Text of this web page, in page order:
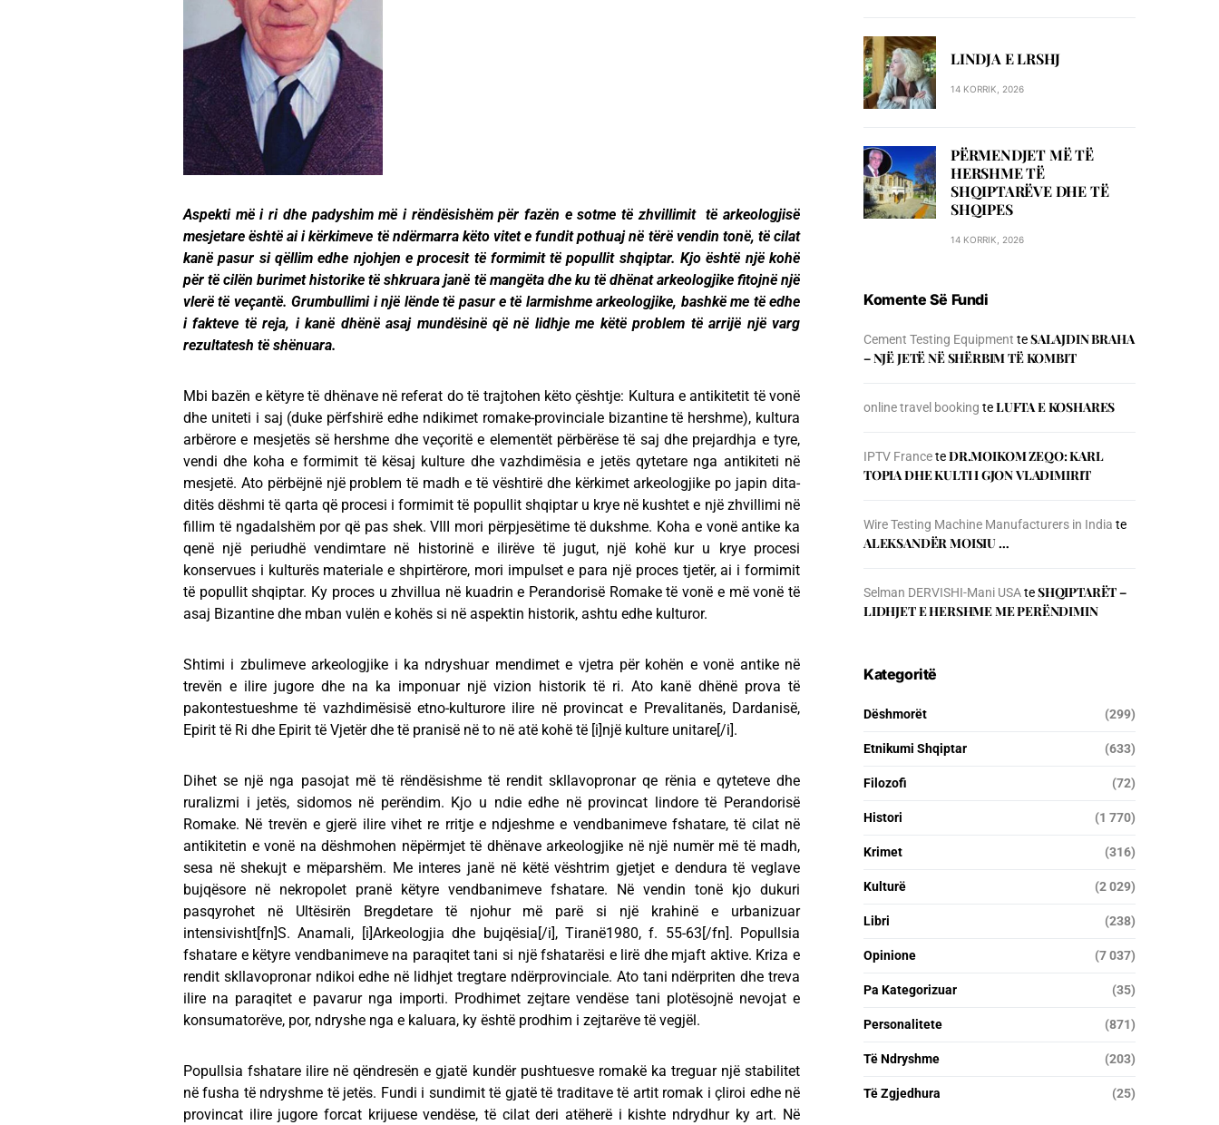
Aspekti më i ri dhe padyshim më i rëndësishëm për fazën e sotme të zhvillimit të arkeologjisë
mesjetare është ai i kërkimeve të ndërmarra këto vitet e fundit pothuaj në tërë vendin tonë, të cilat
kanë pasur si qëllim edhe njohjen e procesit të formimit të popullit shqiptar. Kjo është një kohë
për të cilën burimet historike të shkruara janë të mangëta dhe ku të dhënat arkeologjike fitojnë një
vlerë të veçantë. Grumbullimi i një lënde të pasur e të larmishme arkeologjike, bashkë me të edhe
i fakteve të reja, i kanë dhënë asaj mundësinë që në lidhje me këtë problem të arrijë një varg
rezultatesh të shënuara.
Mbi bazën e këtyre të dhënave në referat do të trajtohen këto çështje: Kultura e antikitetit të vonë
dhe uniteti i saj (duke përfshirë edhe ndikimet romake-provinciale bizantine të hershme), kultura
arbërore e mesjetës së hershme dhe veçoritë e elementët përbërëse të saj dhe prejardhja e tyre,
vendi dhe koha e formimit të kësaj kulture dhe vazhdimësia e jetës qytetare nga antikiteti në
mesjetë. Ato përbëjnë një problem të madh e të vështirë dhe kërkimet arkeologjike po japin dita-
ditës dëshmi të qarta që procesi i formimit të popullit shqiptar u krye në kushtet e një zhvillimi në
fillim të ngadalshëm por që pas shek. VIII mori përpjesëtime të dukshme. Koha e vonë antike ka
qenë një periudhë vendimtare në historinë e ilirëve të jugut, një kohë kur u krye procesi
konservues i kulturës materiale e shpirtërore, mori impulset e para një proces tjetër, ai i formimit
të popullit shqiptar. Ky proces u zhvillua në kuadrin e Perandorisë Romake të vonë e më vonë të
asaj Bizantine dhe mban vulën e kohës si në aspektin historik, ashtu edhe kulturor.
Shtimi i zbulimeve arkeologjike i ka ndryshuar mendimet e vjetra për kohën e vonë antike në
trevën e ilire jugore dhe na ka imponuar një vizion historik të ri. Ato kanë dhënë prova të
pakontestueshme të vazhdimësisë etno-kulturore ilire në provincat e Prevalitanës, Dardanisë,
Epirit të Ri dhe Epirit të Vjetër dhe të pranisë në to në atë kohë të [i]një kulture unitare[/i].
Dihet se një nga pasojat më të rëndësishme të rendit skllavopronar qe rënia e qyteteve dhe
ruralizmi i jetës, sidomos në perëndim. Kjo u ndie edhe në provincat lindore të Perandorisë
Romake. Në trevën e gjerë ilire vihet re rritje e ndjeshme e vendbanimeve fshatare, të cilat në
antikitetin e vonë na dëshmohen nëpërmjet të dhënave arkeologjike në një numër më të madh,
sesa në shekujt e mëparshëm. Me interes janë në këtë vështrim gjetjet e dendura të veglave
bujqësore në nekropolet pranë këtyre vendbanimeve fshatare. Në vendin tonë kjo dukuri
pasqyrohet në Ultësirën Bregdetare të njohur më parë si një krahinë e urbanizuar
intensivisht[fn]S. Anamali, [i]Arkeologjia dhe bujqësia[/i], Tiranë1980, f. 55-63[/fn]. Popullsia
fshatare e këtyre vendbanimeve na paraqitet tani si një fshatarësi e lirë dhe mjaft aktive. Kriza e
rendit skllavopronar ndikoi edhe në lidhjet tregtare ndërprovinciale. Ato tani ndërpriten dhe treva
ilire na paraqitet e pavarur nga importi. Prodhimet zejtare vendëse tani plotësojnë nevojat e
konsumatorëve, por, ndryshe nga e kaluara, ky është prodhim i zejtarëve të vegjël.
Popullsia fshatare ilire në qëndresën e gjatë kundër pushtuesve romakë ka treguar një stabilitet
në fusha të ndryshme të jetës. Fundi i sundimit të gjatë të traditave të artit romak i çliroi edhe në
provincat ilire jugore forcat krijuese vendëse, të cilat deri atëherë i kishte ndrydhur ky art. Në
LINDJA E LRSHJ
14 KORRIK, 2026
PËRMENDJET MË TË
HERSHME TË
SHQIPTARËVE DHE TË
SHQIPES
14 KORRIK, 2026
Komente Së Fundi
Cement Testing Equipment teSALAJDIN BRAHA
– NJЁ JETЁ NЁ SHЁRBIM TЁ KOMBIT
online travel booking teLUFTA E KOSHARES
IPTV FranceteDR.MOIKOM ZEQO: KARL
TOPIA DHE KULTI I GJON VLADIMIRIT
Wire Testing Machine Manufacturers in India te
ALEKSANDËR MOISIU …
Selman DERVISHI-Mani USAteSHQIPTARËT –
LIDHJET E HERSHME ME PERËNDIMIN
Kategoritë
Dëshmorët (299)
Etnikumi Shqiptar (633)
Filozofi (72)
Histori (1 770)
Krimet (316)
Kulturë (2 029)
Libri (238)
Opinione (7 037)
Pa Kategorizuar (35)
Personalitete (871)
Të Ndryshme (203)
Të Zgjedhura (25)